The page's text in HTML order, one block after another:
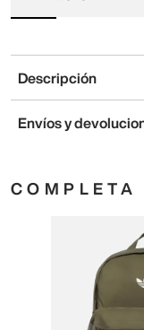
Descripción
Envíos y
COMPLETA